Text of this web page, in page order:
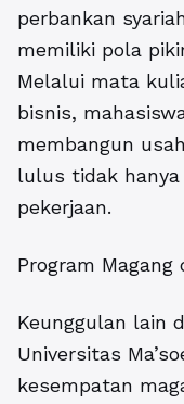
perbankan
memiliki pola
Melalui mata
bisnis,
membangun
lulus tidak
pekerjaan.
Program Magang
Keunggulan lain
Universitas
kesempatan